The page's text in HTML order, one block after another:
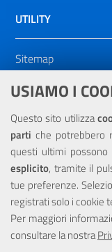
USIAMO I
Questo sito utilizza
parti che potrebbero
questi ultimi
esplicito, tramite il
tue preferenze.
registrati solo i cookie
Per maggiori
consultare la nostra
UTILITY
Sitemap
Dichiarazione di
NOTE LEGALI
Privacy
Portale realizzato
Europea tramite i